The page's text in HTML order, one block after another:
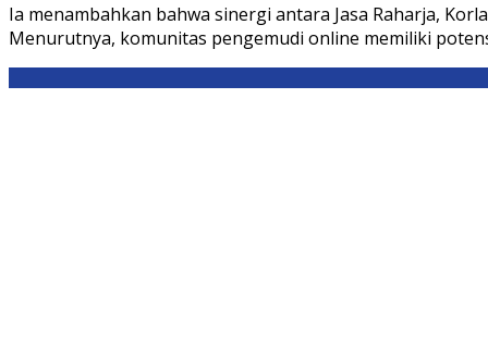
Ia menambahkan bahwa sinergi antara Jasa Raharja,
Menurutnya, komunitas pengemudi online memiliki